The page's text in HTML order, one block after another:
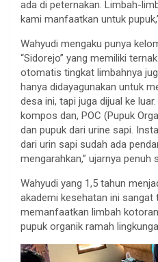
ada di peternakan. Limbah-
kami manfaatkan untuk
Wahyudi mengaku punya
“Sidorejo” yang memiliki
otomatis tingkat limbahnya
hanya didayagunakan untuk
desa ini, tapi juga dijual ke
kompos dan, POC (Pupuk
dan pupuk dari urine sapi.
dari urin sapi sudah ada
mengarahkan,” ujarnya penuh
Wahyudi yang 1,5 tahun
akademi kesehatan ini sangat
memanfaatkan limbah
pupuk organik ramah